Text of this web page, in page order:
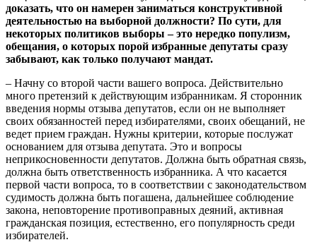
доказать, что он намерен заниматься конструктивной
деятельностью на выборной должности? По сути, для
некоторых политиков выборы – это нередко популизм,
обещания, о которых порой избранные депутаты сразу
забывают, как только получают мандат.
– Начну со второй части вашего вопроса. Действительно
много претензий к действующим избранникам. Я сторонник
введения нормы отзыва депутатов, если он не выполняет
своих обязанностей перед избирателями, своих обещаний, не
ведет прием граждан. Нужны критерии, которые послужат
основанием для отзыва депутата. Это и вопросы
неприкосновенности депутатов. Должна быть обратная связь,
должна быть ответственность избранника. А что касается
первой части вопроса, то в соответствии с законодательством
судимость должна быть погашена, дальнейшее соблюдение
закона, неповторение противоправных деяний, активная
гражданская позиция, естественно, его популярность среди
избирателей.